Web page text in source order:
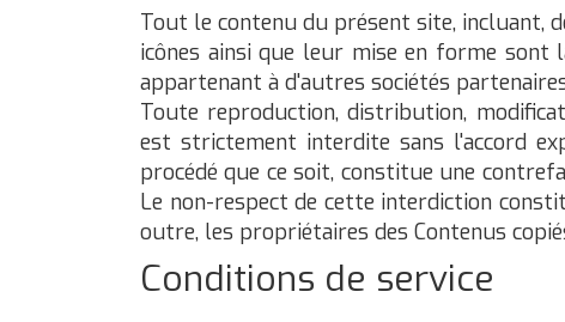
Tout le contenu du présent site, incluant,
icônes ainsi que leur mise en forme sont
appartenant à d'autres sociétés
Toute reproduction, distribution,
est strictement interdite sans l'accord
procédé que ce soit, constitue une
Le non-respect de cette interdiction
outre, les propriétaires des Contenus
Conditions de service